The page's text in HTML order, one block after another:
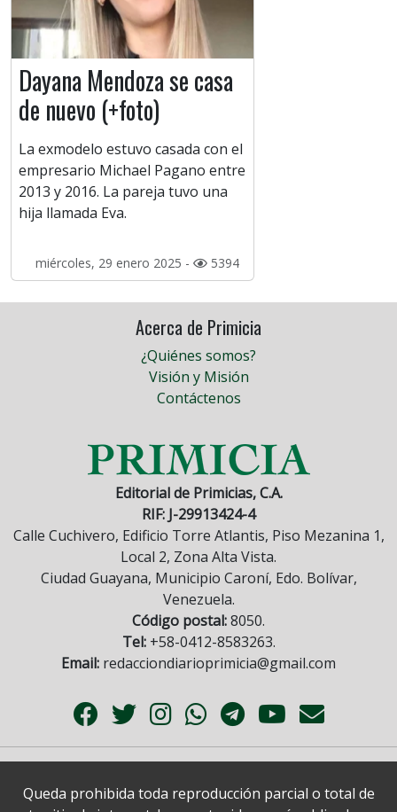
Dayana Mendoza se casa
de nuevo (+foto)
La exmodelo estuvo casada con el
empresario Michael Pagano entre
2013 y 2016. La pareja tuvo una
hija llamada Eva.
miércoles, 29 enero 2025 - 5394
Acerca de Primicia
¿Quiénes somos?
Visión y Misión
Contáctenos
Editorial de Primicias, C.A.
RIF: J-29913424-4
Calle Cuchivero, Edificio Torre Atlantis, Piso Mezanina 1,
Local 2, Zona Alta Vista.
Ciudad Guayana, Municipio Caroní, Edo. Bolívar,
Venezuela.
Código postal:8050.
Tel:+58-0412-8583263.
Email: redacciondiarioprimicia@gmail.com
Queda prohibida toda reproducción parcial o total de